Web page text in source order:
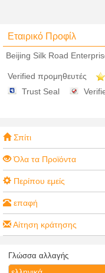
Εταιρικό Προφίλ
Beijing Silk Road
Verified προμηθευτές
Trust Seal
Σπίτι
Όλα τα Προϊόντα
Περίπου εμείς
επαφή
Αίτηση κράτησης
Γλώσσα αλλαγής